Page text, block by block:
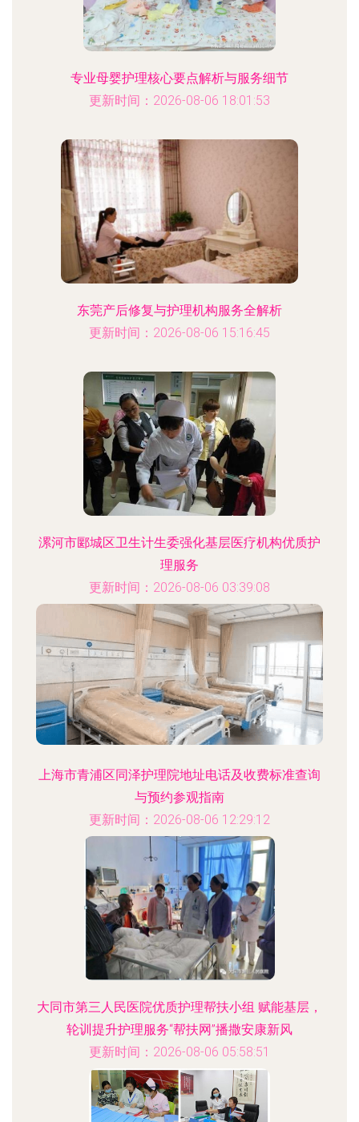
专业母婴护理核心要点解析与服务细节
更新时间：2026-08-06 18:01:53
东莞产后修复与护理机构服务全解析
更新时间：2026-08-06 15:16:45
漯河市郾城区卫生计生委强化基层医疗机构优质护
理服务
更新时间：2026-08-06 03:39:08
上海市青浦区同泽护理院地址电话及收费标准查询
与预约参观指南
更新时间：2026-08-06 12:29:12
大同市第三人民医院优质护理帮扶小组 赋能基层，
轮训提升护理服务“帮扶网”播撒安康新风
更新时间：2026-08-06 05:58:51